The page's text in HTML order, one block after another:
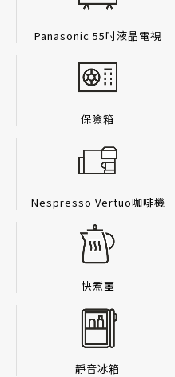
Panasonic 55吋液晶電視
保險箱
Nespresso Vertuo咖啡機
快煮壺
靜音冰箱